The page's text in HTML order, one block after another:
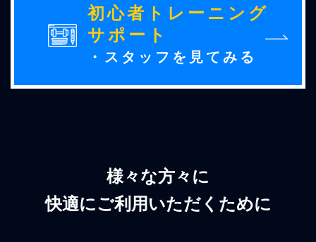
初心者トレーニング
サポート
・スタッフを見てみる
様々な方々に
快適にご利用いただくために